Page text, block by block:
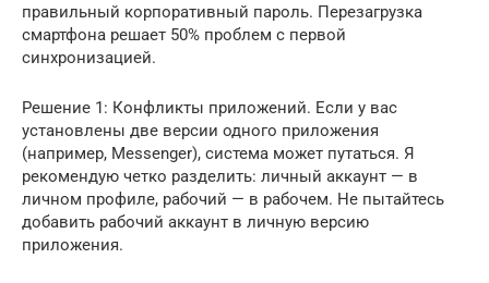
правильный корпоративный пароль. Перезагрузка
смартфона решает 50% проблем с первой
синхронизацией.
Решение 1: Конфликты приложений. Если у вас
установлены две версии одного приложения
(например, Messenger), система может путаться. Я
рекомендую четко разделить: личный аккаунт — в
личном профиле, рабочий — в рабочем. Не пытайтесь
добавить рабочий аккаунт в личную версию
приложения.